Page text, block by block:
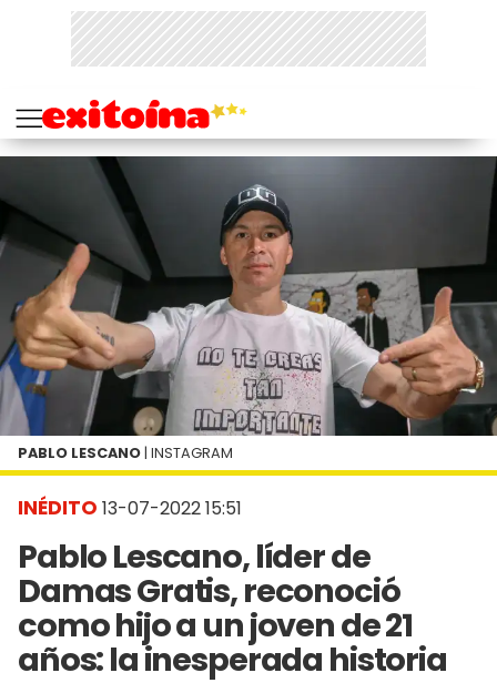
INÉDITO 13-07-2022 15:51
Pablo Lescano, líder de
Damas Gratis, reconoció
como hijo a un joven de 21
años: la inesperada historia
PABLO LESCANO | INSTAGRAM